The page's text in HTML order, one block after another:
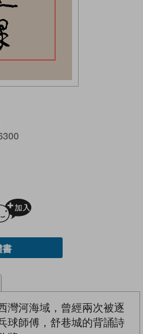
書
灣河海域，曾經兩次被逐
球師傅，舒巷城的背誦詩